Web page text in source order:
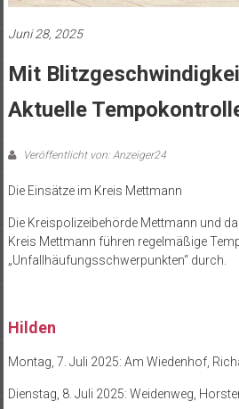
Juni 28, 2025
Mit
Aktuelle
Veröffentlicht von: Anzeiger24
Die Einsätze im Kreis Mettmann
Die Kreispolizeibehörde Mettmann und
Kreis Mettmann führen regelmäßige
„Unfallhäufungsschwerpunkten“ durch.
Hilden
Montag, 7. Juli 2025: Am Wiedenhof,
Dienstag, 8. Juli 2025: Weidenweg,